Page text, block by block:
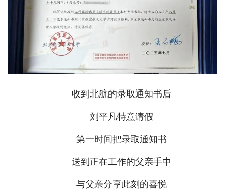
收到北航的录取通知书后
刘平凡特意请假
第一时间把录取通知书
送到正在工作的父亲手中
与父亲分享此刻的喜悦